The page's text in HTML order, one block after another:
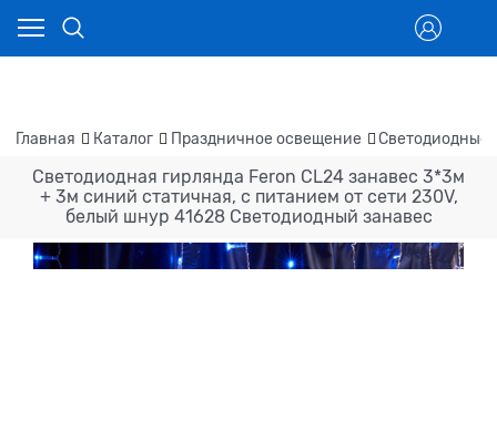
Главная Каталог Праздничное освещение Светодиодные
Светодиодная гирлянда Feron CL24 занавес 3*3м
+ 3м синий статичная, c питанием от сети 230V,
белый шнур 41628 Светодиодный занавес